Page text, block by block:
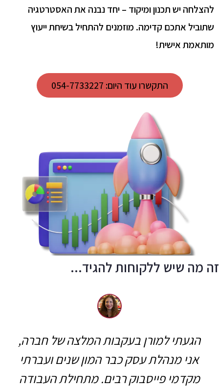
להצלחה יש תכנון ומיקוד – יחד נבנה את האסטרטגיה
שתוביל אתכם קדימה. מוזמנים להתחיל בשיחת ייעוץ
מותאמת אישית!
התקשרו עוד היום: 054-7733227
זה מה שיש ללקוחות להגיד...
הגעתי למורן בעקבות המלצה של חברה,
אני מנהלת עסק כבר המון שנים ועברתי
מקדמי פייסבוק רבים. מתחילת העבודה